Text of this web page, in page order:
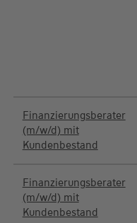
Finanzierungsberater
(m/w/d) mit
Kundenbestand
Finanzierungsberater
(m/w/d) mit
Kundenbestand